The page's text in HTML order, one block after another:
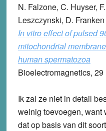
N. Falzone, C. Huyser,
Leszczynski, D. Franken
In vitro effect of pulsed
mitochondrial
human spermatozoa
Bioelectromagnetics,
Ik zal ze niet in detail
weinig toevoegen, want
dat op basis van dit